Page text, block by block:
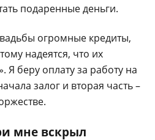
подаренные деньги.
огромные кредиты,
надеятся, что их
Я беру оплату за работу на
залог и вторая часть –
мне вскрыл